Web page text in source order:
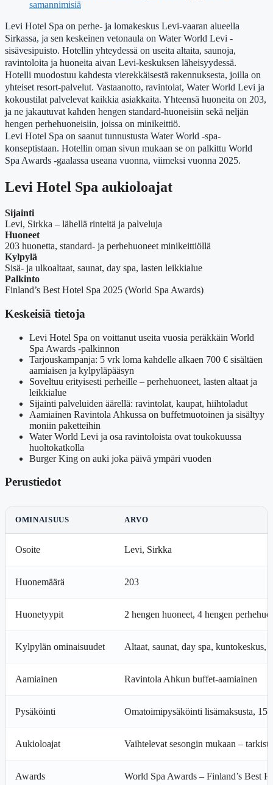
samannimisiä
Levi Hotel Spa on perhe- ja lomakeskus Levi-vaaran alueella
Sirkassa, ja sen keskeinen vetonaula on Water World Levi -
sisävesipuisto. Hotellin yhteydessä on useita altaita, saunoja,
ravintoloita ja huoneita aivan Levi-keskuksen läheisyydessä.
Hotelli muodostuu kahdesta vierekkäisestä rakennuksesta, joilla on
yhteiset resort-palvelut. Vastaanotto, ravintolat, Water World Levi ja
kokoustilat palvelevat kaikkia asiakkaita. Yhteensä huoneita on 203,
ja ne jakautuvat kahden hengen standard-huoneisiin sekä neljän
hengen perhehuoneisiin, joissa on minikeittiö.
Levi Hotel Spa on saanut tunnustusta Water World -spa-
konseptistaan. Hotellin oman sivun mukaan se on palkittu World
Spa Awards -gaalassa useana vuonna, viimeksi vuonna 2025.
Levi Hotel Spa aukioloajat
Sijainti
Levi, Sirkka – lähellä rinteitä ja palveluja
Huoneet
203 huonetta, standard- ja perhehuoneet minikeittiöllä
Kylpylä
Sisä- ja ulkoaltaat, saunat, day spa, lasten leikkialue
Palkinto
Finland’s Best Hotel Spa 2025 (World Spa Awards)
Keskeisiä tietoja
Levi Hotel Spa on voittanut useita vuosia peräkkäin World
Spa Awards -palkinnon
Tarjouskampanja: 5 vrk loma kahdelle alkaen 700 € sisältäen
aamiaisen ja kylpyläpääsyn
Soveltuu erityisesti perheille – perhehuoneet, lasten altaat ja
leikkialue
Sijainti palveluiden äärellä: ravintolat, kaupat, hiihtoladut
Aamiainen Ravintola Ahkussa on buffetmuotoinen ja sisältyy
moniin paketteihin
Water World Levi ja osa ravintoloista ovat toukokuussa
huoltokatkolla
Burger King on auki joka päivä ympäri vuoden
Perustiedot
OMINAISUUS ARVO
Osoite Levi, Sirkka
Huonemäärä 203
Huonetyypit 2 hengen huoneet, 4 hengen
Kylpylän ominaisuudet Altaat, saunat, day spa, kuntokeskus,
Aamiainen Ravintola Ahkun buffet-aamiainen
Pysäköinti Omatoimipysäköinti lisämaksusta, 15
Aukioloajat Vaihtelevat sesongin mukaan –
Awards World Spa Awards – Finland’s Best